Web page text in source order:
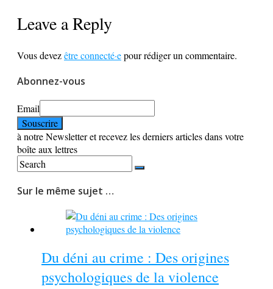
Leave a Reply
Vous devezêtre connecté·epour rédiger un commentaire.
Abonnez-vous
Email
à notre Newsletter et recevez les derniers articles dans votre
boîte aux lettres
Sur le même sujet …
Du déni au crime : Des origines
psychologiques de la violence